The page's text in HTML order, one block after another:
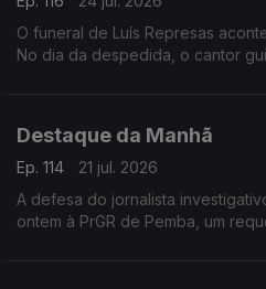
O funeral de Luís Represas
No dia da despedida, o cantor
Destaque da Manhã
Ep. 114
21 jul. 2026
A defesa do jornalista
ontem à PrGR de Pemba, um requerimento formal em que